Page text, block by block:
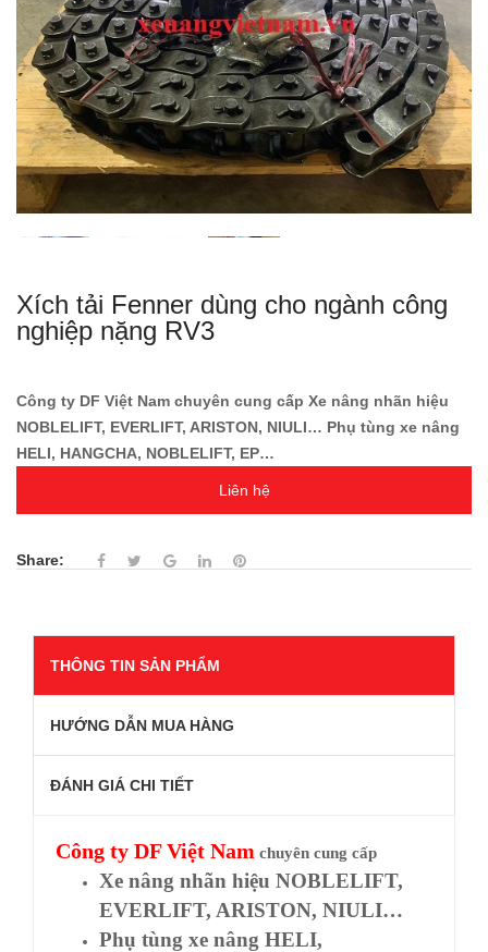
Xích tải Fenner dùng cho ngành công
nghiệp nặng RV3
Công ty DF Việt Nam chuyên cung cấp Xe nâng nhãn hiệu
NOBLELIFT, EVERLIFT, ARISTON, NIULI… Phụ tùng xe nâng
HELI, HANGCHA, NOBLELIFT, EP…
Liên hệ
Share:
THÔNG TIN SẢN PHẨM
HƯỚNG DẪN MUA HÀNG
ĐÁNH GIÁ CHI TIẾT
Công ty DF Việt Nam chuyên cung cấp
Xe nâng nhãn hiệu NOBLELIFT,
EVERLIFT, ARISTON, NIULI…
Phụ tùng xe nâng HELI,